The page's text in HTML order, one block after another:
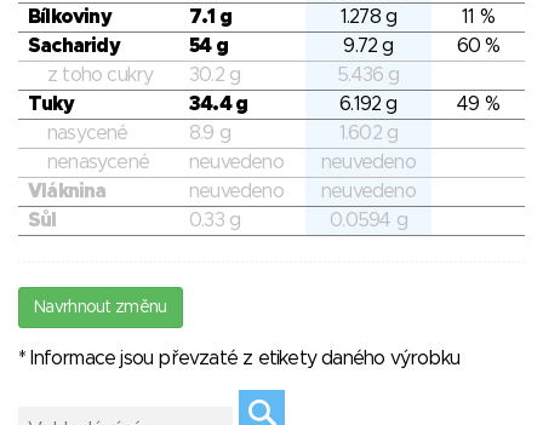
Bílkoviny
7.1 g 1.278 g
11 %
Sacharidy
54 g 9.72 g
60 %
z toho cukry
30.2 g
5.436 g
Tuky
34.4 g 6.192 g
49 %
nasycené
8.9 g
1.602 g
nenasycené
neuvedeno
neuvedeno
Vláknina
neuvedeno
neuvedeno
Sůl
0.33 g 0.0594 g
Navrhnout změnu
* Informace jsou převzaté z etikety daného výrobku